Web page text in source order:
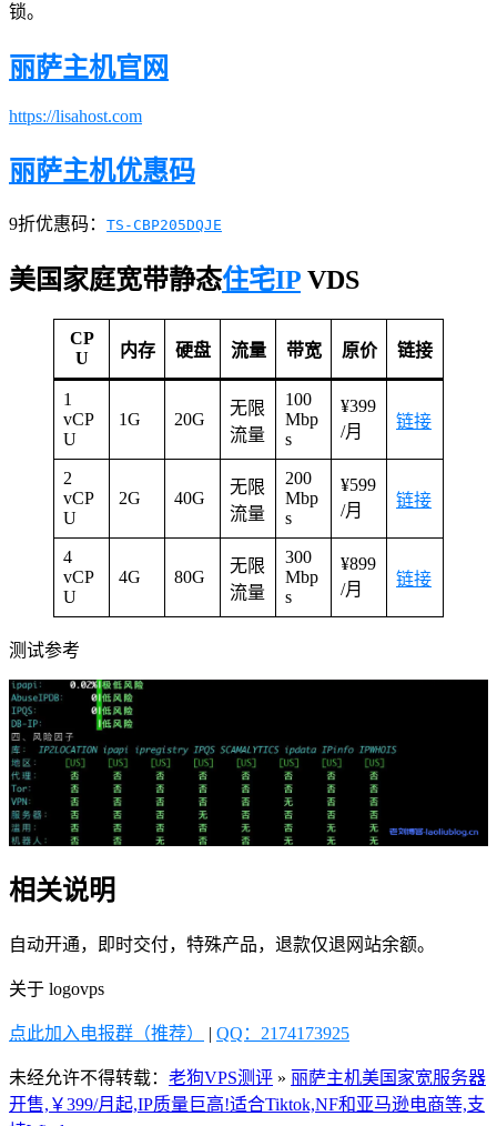
锁。
丽萨主机官网
https://lisahost.com
丽萨主机优惠码
9折优惠码： TS-CBP205DQJE
美国家庭宽带静态住宅IP VDS
CP
U
内存 硬盘 流量 带宽 原价 链接
1
vCP
U
1G 20G
无限
流量
100
Mbp
s
¥399
/月
链接
2
vCP
U
2G 40G
无限
流量
200
Mbp
s
¥599
/月
链接
4
vCP
U
4G 80G
无限
流量
300
Mbp
s
¥899
/月
链接
测试参考
相关说明
自动开通，即时交付，特殊产品，退款仅退网站余额。
关于 logovps
点此加入电报群（推荐） | QQ：2174173925
未经允许不得转载： 老狗VPS测评 » 丽萨主机美国家宽服务器
开售,￥399/月起,IP质量巨高!适合Tiktok,NF和亚马逊电商等,支